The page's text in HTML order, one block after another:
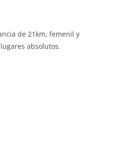
de 21km, femenil y
absolutos.